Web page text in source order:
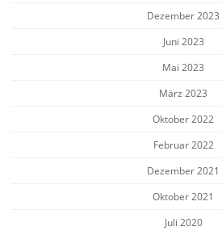
Dezember 2023
Juni 2023
Mai 2023
März 2023
Oktober 2022
Februar 2022
Dezember 2021
Oktober 2021
Juli 2020